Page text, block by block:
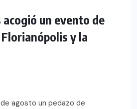
acogió un evento de
y la
agosto un pedazo de